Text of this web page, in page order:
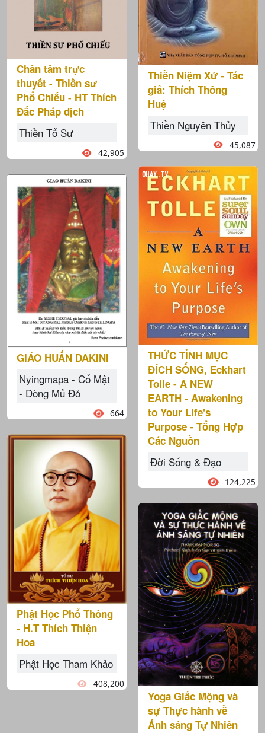
Chân tâm trực
thuyết - Thiền sư
Phổ Chiếu - HT Thích
Đắc Pháp dịch
Thiền Tổ Sư
42,905
GIÁO HUẤN DAKINI
Nyingmapa - Cổ Mật
- Dòng Mủ Đỏ
664
Phật Học Phổ Thông
- H.T Thích Thiện
Hoa
Phật Học Tham Khảo
408,200
Thiền Niệm Xứ - Tác
giả: Thích Thông
Huệ
Thiền Nguyên Thủy
45,087
THỨC TỈNH MỤC
ĐÍCH SỐNG, Eckhart
Tolle - A NEW
EARTH - Awakening
to Your Life's
Purpose - Tổng Hợp
Các Nguồn
Đời Sống & Đạo
124,225
Yoga Giấc Mộng và
sự Thực hành về
Ánh sáng Tự Nhiên